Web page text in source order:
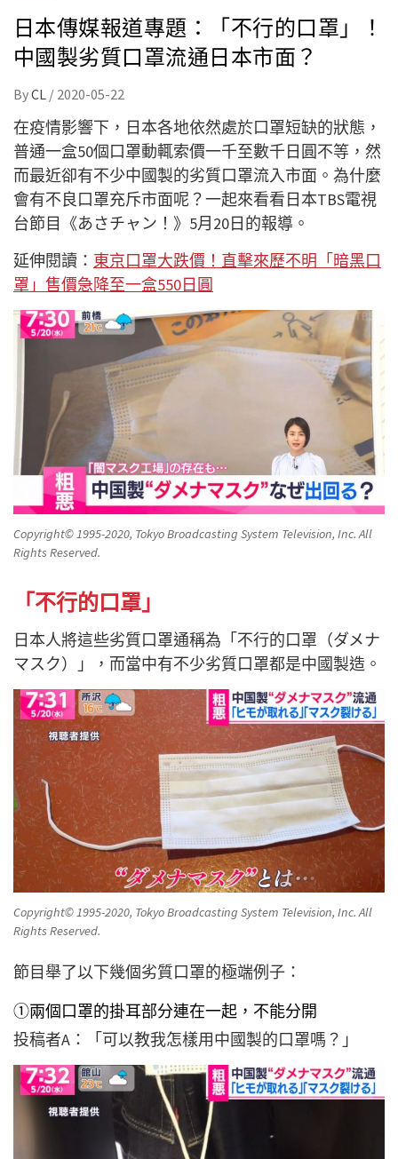
日本傳媒報道專題：「不行的口罩」！
中國製劣質口罩流通日本市面？
ByCL / 2020-05-22
在疫情影響下，日本各地依然處於口罩短缺的狀態，
普通一盒50個口罩動輒索價一千至數千日圓不等，然
而最近卻有不少中國製的劣質口罩流入市面。為什麼
會有不良口罩充斥市面呢？一起來看看日本TBS電視
台節目《あさチャン！》5月20日的報導。
延伸閱讀： 東京口罩大跌價！直擊來歷不明「暗黑口
罩」售價急降至一盒550日圓
Copyright© 1995-2020, Tokyo Broadcasting System Television, Inc. All
Rights Reserved.
「不行的口罩」
日本人將這些劣質口罩通稱為「不行的口罩（ダメナ
マスク）」，而當中有不少劣質口罩都是中國製造。
Copyright© 1995-2020, Tokyo Broadcasting System Television, Inc. All
Rights Reserved.
節目舉了以下幾個劣質口罩的極端例子：
①兩個口罩的掛耳部分連在一起，不能分開
投稿者A：「可以教我怎樣用中國製的口罩嗎？」